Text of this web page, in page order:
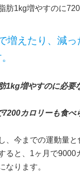
肪1kg増やすのに
増えたり、減
1kg増やすのに必要
7200カロリーも食べ
、今までの運動量
ると、1ヶ月で9000
なります。